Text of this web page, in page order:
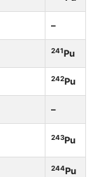
–
241Pu
242Pu
–
243Pu
244Pu